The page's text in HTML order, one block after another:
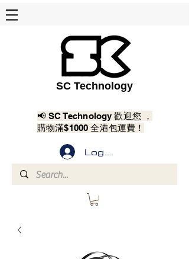
SC Technology
📢 SC Technology 歡迎您 ，
購物滿$1000 全港包運費！
Log In